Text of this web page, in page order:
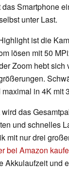
Smartphone
unter Last.
ist die
lösen mit 50
Zoom hebt
in 4K mit
das
und schnelles
mit nur drei
bei Amazon
Akkulaufzeit und